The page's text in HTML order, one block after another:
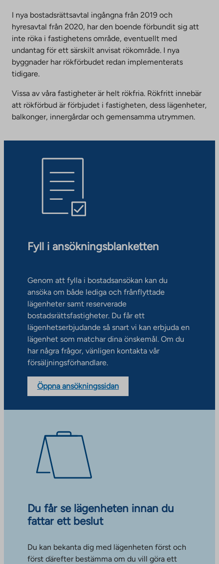
I nya bostadsrättsavtal ingångna från 2019 och
hyresavtal från 2020, har den boende förbundit sig att
inte röka i fastighetens område, eventuellt med
undantag för ett särskilt anvisat rökområde. I nya
byggnader har rökförbudet redan implementerats
tidigare.
Vissa av våra fastigheter är helt rökfria. Rökfritt innebär
att rökförbud är förbjudet i fastigheten, dess lägenheter,
balkonger, innergårdar och gemensamma utrymmen.
Fyll i ansökningsblanketten
Genom att fylla i bostadsansökan kan du
ansöka om både lediga och frånflyttade
lägenheter samt reserverade
bostadsrättsfastigheter. Du får ett
lägenhetserbjudande så snart vi kan erbjuda en
lägenhet som matchar dina önskemål. Om du
har några frågor, vänligen kontakta vår
försäljningsförhandlare.
Öppna ansökningssidan
Du får se lägenheten innan du
fattar ett beslut
Du kan bekanta dig med lägenheten först och
först därefter bestämma om du vill göra ett